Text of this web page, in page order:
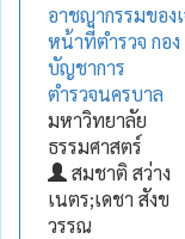
อาชญากรรมของ
หน้าที่ตำรวจ กอง
บัญชาการ
ตำรวจนครบาล
มหาวิทยาลัย
ธรรมศาสตร์
สมชาติ สว่าง
เนตร;เดชา สังข
วรรณ